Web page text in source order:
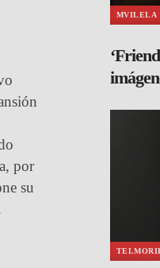
por
su
MVILELA